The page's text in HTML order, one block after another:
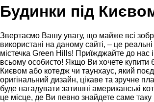
Будинки під
Звертаємо Вашу увагу, що майже всі
використані на даному сайті, – це
містечка Green Hills! Приїжджайте до нас
всьому особисто! Якщо Ви хочете купити
Києвом або котедж чи таунхаус, який
оригінальний дизайн, цікаве та зручне
буде нагадувати затишні американські
це місце, де Ви певно знайдете саме таку